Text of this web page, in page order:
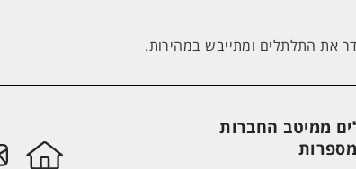
את התלתלים ומתייבש במהירות.
ממיטב החברות